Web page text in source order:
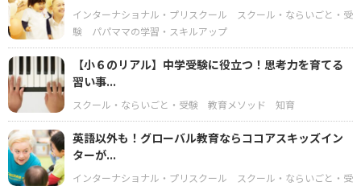
インターナショナル・プリスクール
スクール・ならいごと・受
験
パパママの学習・スキルアップ
【小６のリアル】中学受験に役立つ！思考力を育てる
習い事...
スクール・ならいごと・受験 教育メソッド 知育
英語以外も！グローバル教育ならココアスキッズイン
ターが...
インターナショナル・プリスクール
スクール・ならいごと・受